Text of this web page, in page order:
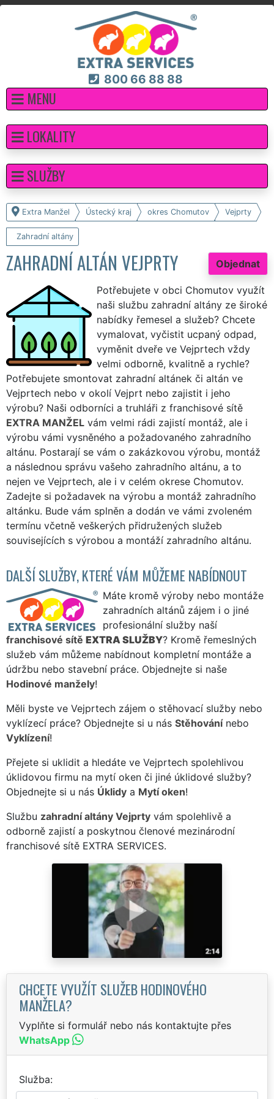
800 66 88 88
MENU
Extra Manžel Ústecký kraj okres Chomutov Vejprty
Zahradní altány
Objednat
ZAHRADNÍ ALTÁN VEJPRTY
Potřebujete v obci Chomutov využít
naši službu zahradní altány ze široké
nabídky řemesel a služeb? Chcete
vymalovat, vyčistit ucpaný odpad,
vyměnit dveře ve Vejprtech vždy
velmi odborně, kvalitně a rychle?
Potřebujete smontovat zahradní altánek či altán ve
Vejprtech nebo v okolí Vejprt nebo zajistit i jeho
výrobu? Naši odborníci a truhláři z franchisové sítě
EXTRA MANŽEL vám velmi rádi zajistí montáž, ale i
výrobu vámi vysněného a požadovaného zahradního
altánu. Postarají se vám o zakázkovou výrobu, montáž
a následnou správu vašeho zahradního altánu, a to
nejen ve Vejprtech, ale i v celém okrese Chomutov.
Zadejte si požadavek na výrobu a montáž zahradního
altánku. Bude vám splněn a dodán ve vámi zvoleném
termínu včetně veškerých přidružených služeb
souvisejících s výrobou a montáží zahradního altánu.
DALŠÍ SLUŽBY, KTERÉ VÁM MŮŽEME NABÍDNOUT
Máte kromě výroby nebo montáže
zahradních altánů zájem i o jiné
profesionální služby naší
franchisové sítě EXTRA SLUŽBY? Kromě řemeslných
služeb vám můžeme nabídnout kompletní montáže a
údržbu nebo stavební práce. Objednejte si naše
Hodinové manžely!
Měli byste ve Vejprtech zájem o stěhovací služby nebo
vyklízecí práce? Objednejte si u nás Stěhovánínebo
Vyklízení!
Přejete si uklidit a hledáte ve Vejprtech spolehlivou
úklidovou firmu na mytí oken či jiné úklidové služby?
Objednejte si u nás Úklidy a Mytí oken!
Službu zahradní altány Vejprty vám spolehlivě a
odborně zajistí a poskytnou členové mezinárodní
franchisové sítě EXTRA SERVICES.
CHCETE VYUŽÍT SLUŽEB HODINOVÉHO
MANŽELA?
Vyplňte si formulář nebo nás kontaktujte přes
WhatsApp
Služba
LOKALITY
SLUŽBY